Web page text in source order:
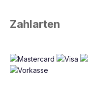
Zahlarten